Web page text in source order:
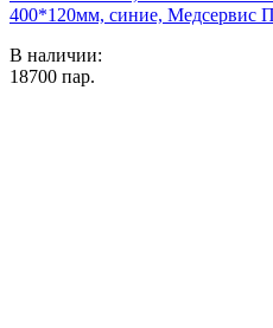
400*120мм, синие,
В наличии:
18700 пар.